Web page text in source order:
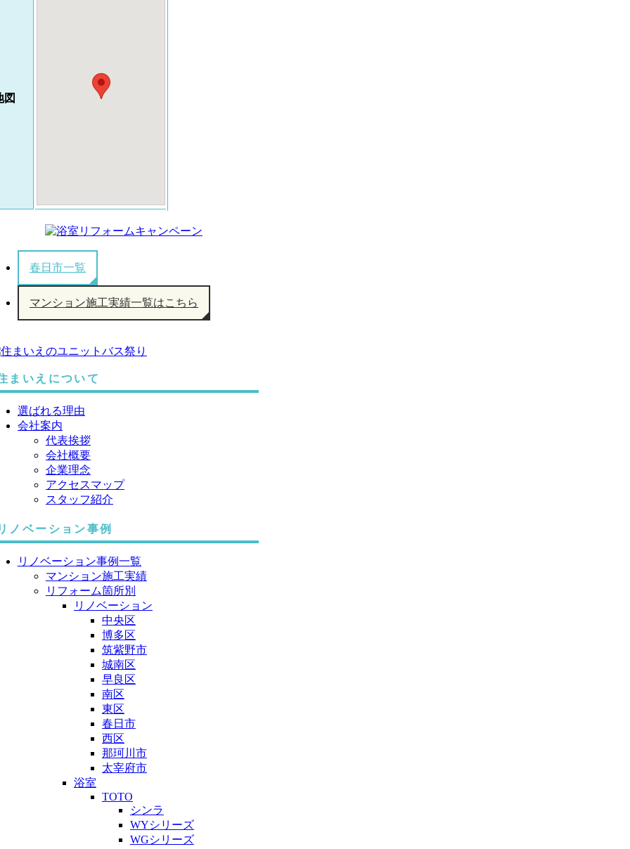
図
春日市一覧
マンション施工実績一覧はこちら
まいえについて
選ばれる理由
会社案内
代表挨拶
会社概要
企業理念
アクセスマップ
スタッフ紹介
ノベーション事例
リノベーション事例一覧
マンション施工実績
リフォーム箇所別
リノベーション
中央区
博多区
筑紫野市
城南区
早良区
南区
東区
春日市
西区
那珂川市
太宰府市
浴室
TOTO
シンラ
WYシリーズ
WGシリーズ